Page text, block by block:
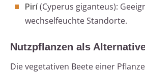
Pirí(Cyperus giganteus):
wechselfeuchte Standorte.
Nutzpflanzen als
Die vegetativen Beete einer